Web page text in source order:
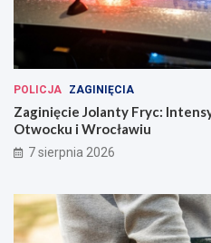
POLICJA ZAGINIĘCIA
Zaginięcie Jolanty Fryc:
Otwocku i Wrocławiu
7 sierpnia 2026